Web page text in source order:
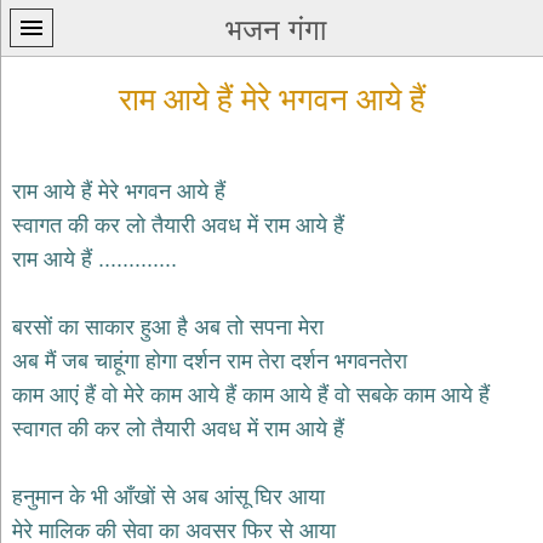
भजन गंगा
प्रथम
पन्ना
कृष्ण
भजन
krishna
bhajans
शिव
bhajans
हनुमान
राम आये हैं मेरे भगवन आये हैं
राम आये हैं मेरे भगवन आये हैं
स्वागत की कर लो तैयारी अवध में राम आये हैं
राम आये हैं .............
बरसों का साकार हुआ है अब तो सपना मेरा
अब मैं जब चाहूंगा होगा दर्शन राम तेरा दर्शन भगवनतेरा
काम आएं हैं वो मेरे काम आये हैं काम आये हैं वो सबके काम आये हैं
स्वागत की कर लो तैयारी अवध में राम आये हैं
हनुमान के भी आँखों से अब आंसू घिर आया
मेरे मालिक की सेवा का अवसर फिर से आया